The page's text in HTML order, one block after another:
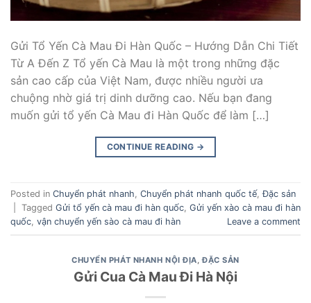
Gửi Tổ Yến Cà Mau Đi Hàn Quốc – Hướng Dẫn Chi Tiết
Từ A Đến Z Tổ yến Cà Mau là một trong những đặc
sản cao cấp của Việt Nam, được nhiều người ưa
chuộng nhờ giá trị dinh dưỡng cao. Nếu bạn đang
muốn gửi tổ yến Cà Mau đi Hàn Quốc để làm […]
CONTINUE READING →
Posted in Chuyển phát nhanh, Chuyển phát nhanh quốc tế,Đặc sản
Tagged Gửi tổ yến cà mau đi hàn quốc, Gửi yến xào cà mau đi hàn
quốc, vận chuyển yến sào cà mau đi hàn Leave a comment
CHUYỂN PHÁT NHANH NỘI ĐỊA,ĐẶC SẢN
Gửi Cua Cà Mau Đi Hà Nội